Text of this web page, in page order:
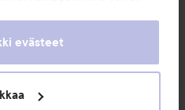
olet käyttänyt heidän
evästeet